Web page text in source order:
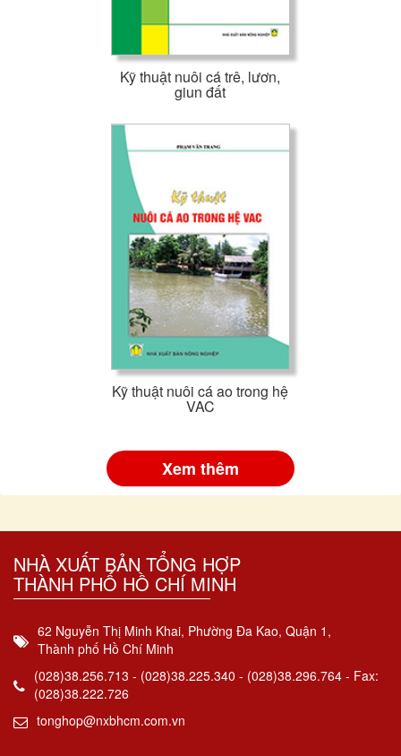
Kỹ thuật nuôi cá trê, lươn,
giun đất
Kỹ thuật nuôi cá ao trong hệ
VAC
Xem thêm
NHÀ XUẤT BẢN TỔNG HỢP
THÀNH PHỐ HỒ CHÍ MINH
62 Nguyễn Thị Minh Khai, Phường Đa Kao, Quận 1,
Thành phố Hồ Chí Minh
(028)38.256.713 - (028)38.225.340 - (028)38.296.764 - Fax:
(028)38.222.726
tonghop@nxbhcm.com.vn